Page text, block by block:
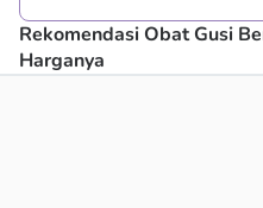
Rekomendasi Obat Gusi
Harganya